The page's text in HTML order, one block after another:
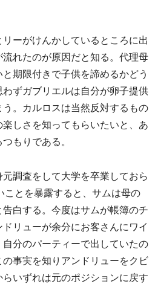
ーがけんかしているところに出
流れたのが原因だと知る。代理母
期限付きで子供を諦めるかどう
ずガブリエルは自分が卵子提供
。カルロスは当然反対するもの
しさを知ってもらいたいと、あ
もりである。
調査をして大学を卒業しておら
ことを暴露すると、サムは母の
白する。今度はサムが帳簿のチ
リューが余分にお客さんにワイ
分のパーティーで出していたの
事実を知りアンドリューをクビ
いずれは元のポジションに戻す